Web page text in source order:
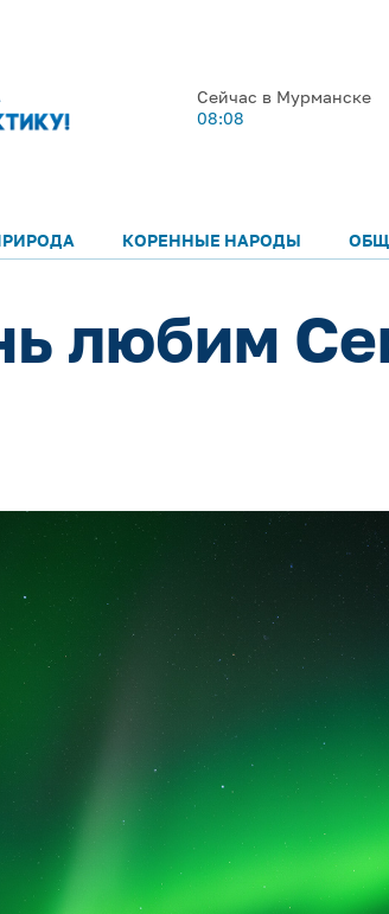
Сейчас в Мурманске
08:08
КОРЕННЫЕ НАРОДЫ
любим